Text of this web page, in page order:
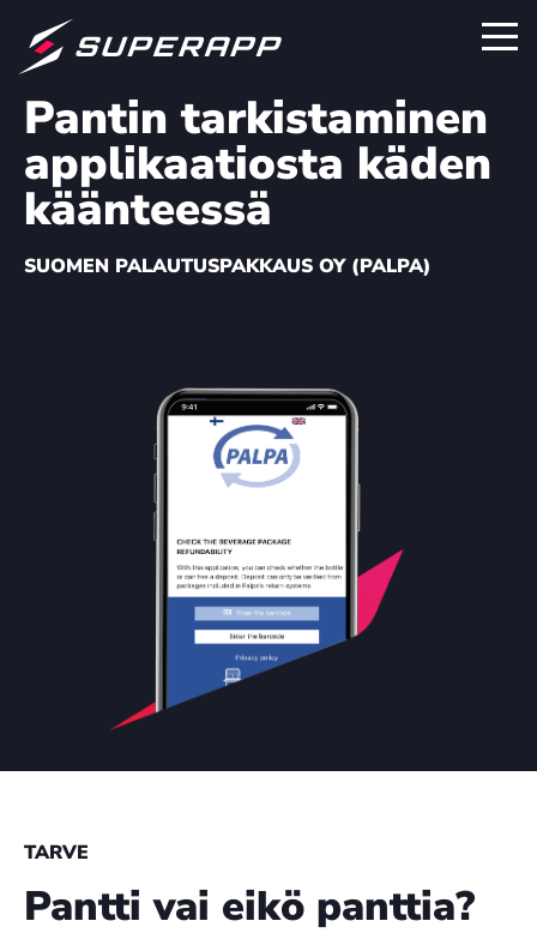
Pantin tarkistaminen
applikaatiosta käden
käänteessä
SUO­MEN PA­LAU­TUS­PAK­KAUS OY (PAL­PA)
TARVE
Pantti vai eikö panttia?